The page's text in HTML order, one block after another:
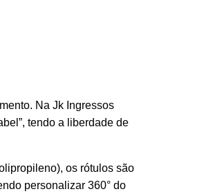
Na Jk Ingressos
tendo a liberdade de
os rótulos são
personalizar 360° do